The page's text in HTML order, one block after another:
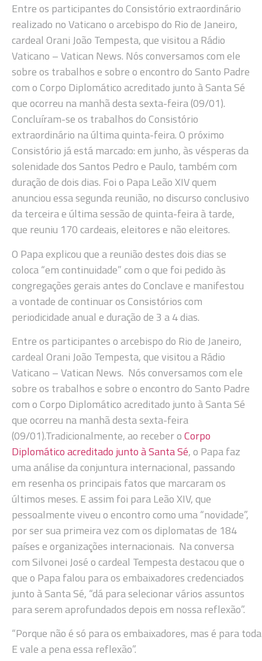
Entre os participantes do Consistório extraordinário
realizado no Vaticano o arcebispo do Rio de Janeiro,
cardeal Orani João Tempesta, que visitou a Rádio
Vaticano – Vatican News. Nós conversamos com ele
sobre os trabalhos e sobre o encontro do Santo Padre
com o Corpo Diplomático acreditado junto à Santa Sé
que ocorreu na manhã desta sexta-feira (09/01).
Concluíram-se os trabalhos do Consistório
extraordinário na última quinta-feira. O próximo
Consistório já está marcado: em junho, às vésperas da
solenidade dos Santos Pedro e Paulo, também com
duração de dois dias. Foi o Papa Leão XIV quem
anunciou essa segunda reunião, no discurso conclusivo
da terceira e última sessão de quinta-feira à tarde,
que reuniu 170 cardeais, eleitores e não eleitores.
O Papa explicou que a reunião destes dois dias se
coloca “em continuidade” com o que foi pedido às
congregações gerais antes do Conclave e manifestou
a vontade de continuar os Consistórios com
periodicidade anual e duração de 3 a 4 dias.
Entre os participantes o arcebispo do Rio de Janeiro,
cardeal Orani João Tempesta, que visitou a Rádio
Vaticano – Vatican News. Nós conversamos com ele
sobre os trabalhos e sobre o encontro do Santo Padre
com o Corpo Diplomático acreditado junto à Santa Sé
que ocorreu na manhã desta sexta-feira
(09/01).Tradicionalmente, ao receber oCorpo
Diplomático acreditado junto à Santa Sé, o Papa faz
uma análise da conjuntura internacional, passando
em resenha os principais fatos que marcaram os
últimos meses. E assim foi para Leão XIV, que
pessoalmente viveu o encontro como uma “novidade”,
por ser sua primeira vez com os diplomatas de 184
países e organizações internacionais. Na conversa
com Silvonei José o cardeal Tempesta destacou que o
que o Papa falou para os embaixadores credenciados
junto à Santa Sé, “dá para selecionar vários assuntos
para serem aprofundados depois em nossa reflexão”.
“Porque não é só para os embaixadores, mas é para
E vale a pena essa reflexão”.